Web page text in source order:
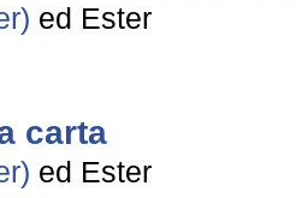
ed Ester
carta
ed Ester